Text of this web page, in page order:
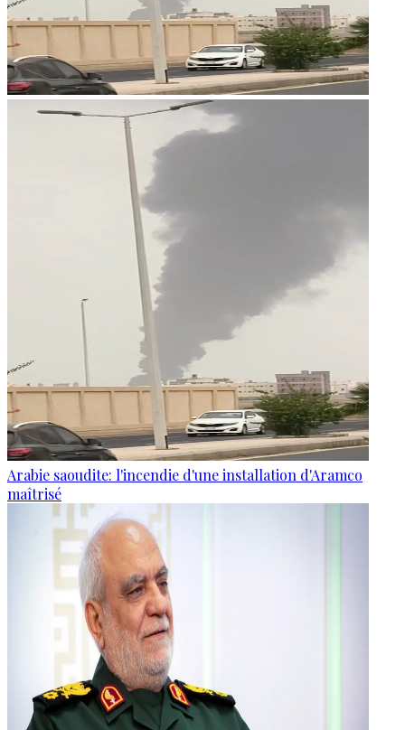
Arabie saoudite: l'incendie d'une installation d'Aramco
maîtrisé